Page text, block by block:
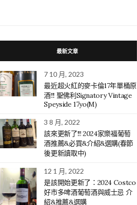
最新文章
7 10 月, 2023
最近超火紅的麥卡倫17年單桶原
酒!!! 聖佛利Signatory Vintage
Speyside 17yo(M)
3 8 月, 2022
該來更新了!!! 2024家樂福葡萄
酒推薦&必買&介紹&選購(春節
後更新讀取中)
12 1 月, 2022
是該開始更新了：2024 Costco
好市多啤酒葡萄酒與威士忌 介
紹&推薦&選購